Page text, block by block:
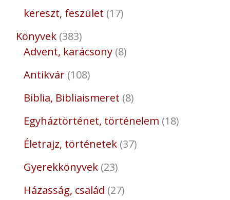
kereszt, feszület 17
Könyvek 383
Advent, karácsony 8
Antikvár 108
Biblia, Bibliaismeret 8
Egyháztörténet, történelem 18
Életrajz, történetek 37
Gyerekkönyvek 23
Házasság, család 27